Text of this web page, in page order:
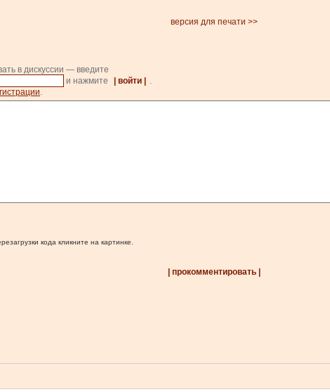
версия для печати >>
в дискуссии — введите
и нажмите | войти |
.
.
кода кликните на картинке.
| прокомментировать |